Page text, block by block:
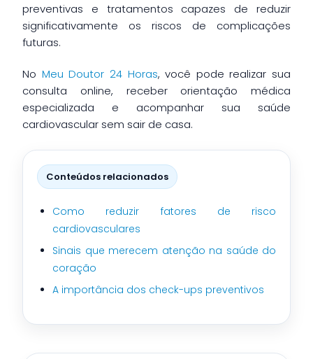
preventivas e tratamentos capazes de reduzir
significativamente os riscos de complicações
futuras.
No Meu Doutor 24 Horas, você pode realizar sua
consulta online, receber orientação médica
especializada e acompanhar sua saúde
cardiovascular sem sair de casa.
Conteúdos relacionados
Como reduzir fatores de risco
cardiovasculares
Sinais que merecem atenção na saúde do
coração
A importância dos check-ups preventivos